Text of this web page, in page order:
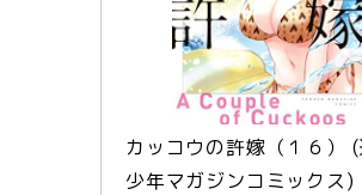
カッコウの許嫁（１６）
少年マガジンコミックス)